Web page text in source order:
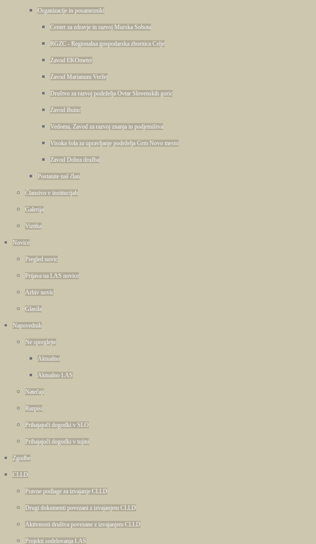
Organizacije in posamezniki
Center za zdravje in razvoj Murska Sobota
RGZC - Regionalna gospodarska zbornica Celje
Zavod EKOmeter
Zavod Marianum Veržej
Društvo za razvoj podeželja Ovtar Slovenskih goric
Zavod Buinc
Vedoma, Zavod za razvoj znanja in podjetništva
Visoka šola za upravljanje podeželja Grm Novo mesto
Zavod Dobra družba
Postanite naš član
Članstvo v institucijah
Galerija
Vizitka
Novice
Pregled novic
Prijava na LAS novice
Arhiv novic
Glasila
Napovednik
Ne spreglejte
Aktualno
Aktualno LAS
Natečaji
Razpisi
Prihajajoči dogodki v SLO
Prihajajoči dogodki v tujini
Zgodbe
CLLD
Pravne podlage za izvajanje CLLD
Drugi dokumenti povezani z izvajanjem CLLD
Aktivnosti društva povezane z izvajanjem CLLD
Projekti sodelovanja LAS